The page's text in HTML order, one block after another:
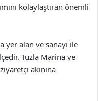
kolaylaştıran önemli
yer alan ve sanayi ile
Tuzla Marina ve
akınına